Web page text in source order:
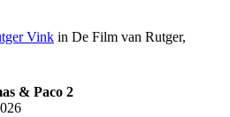
Vink in De Film van Rutger,
& Paco 2